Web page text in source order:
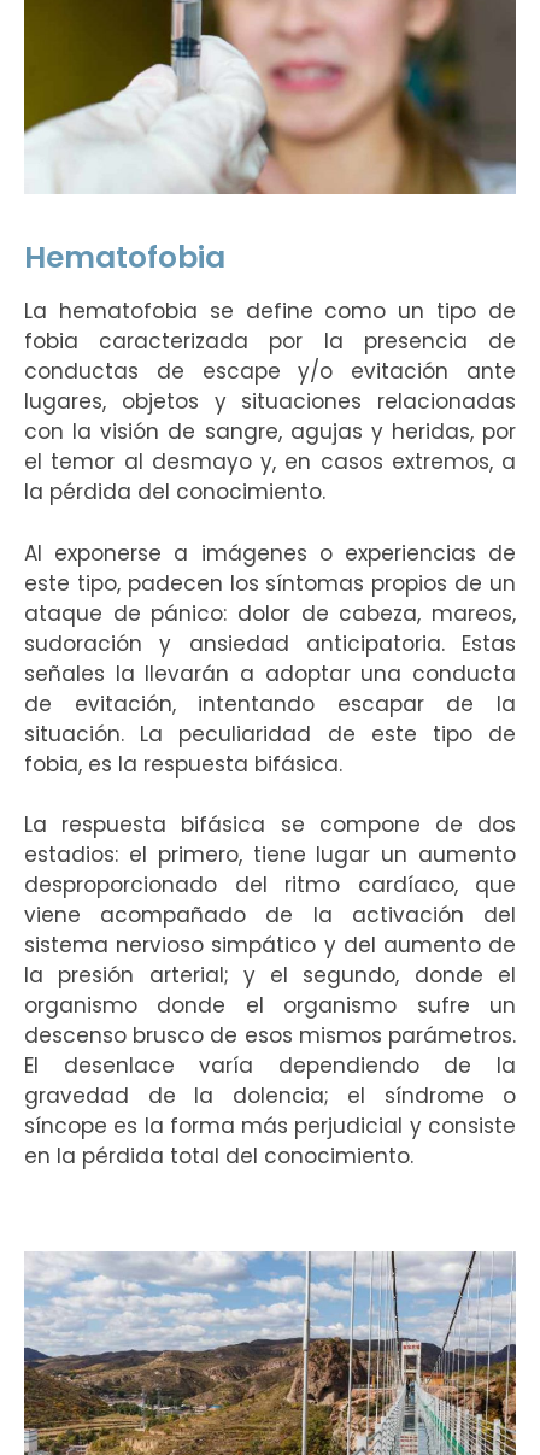
Hematofobia
La hematofobia se define como un tipo de
fobia caracterizada por la presencia de
conductas de escape y/o evitación ante
lugares, objetos y situaciones relacionadas
con la visión de sangre, agujas y heridas, por
el temor al desmayo y, en casos extremos, a
la pérdida del conocimiento.
Al exponerse a imágenes o experiencias de
este tipo, padecen los síntomas propios de un
ataque de pánico: dolor de cabeza, mareos,
sudoración y ansiedad anticipatoria. Estas
señales la llevarán a adoptar una conducta
de evitación, intentando escapar de la
situación. La peculiaridad de este tipo de
fobia, es la respuesta bifásica.
La respuesta bifásica se compone de dos
estadios: el primero, tiene lugar un aumento
desproporcionado del ritmo cardíaco, que
viene acompañado de la activación del
sistema nervioso simpático y del aumento de
la presión arterial; y el segundo, donde el
organismo donde el organismo sufre un
descenso brusco de esos mismos parámetros.
El desenlace varía dependiendo de la
gravedad de la dolencia; el síndrome o
síncope es la forma más perjudicial y consiste
en la pérdida total del conocimiento.